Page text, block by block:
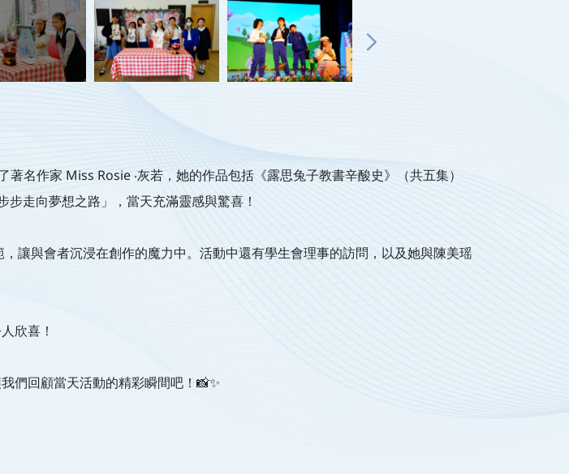
名作家 Miss Rosie ‧灰若，她的作品包括《露思兔子教書辛酸史》（共五集）
走向夢想之路」，當天充滿靈感與驚喜！
讓與會者沉浸在創作的魔力中。活動中還有學生會理事的訪問，以及她與陳美瑶
欣喜！
們回顧當天活動的精彩瞬間吧！📸✨